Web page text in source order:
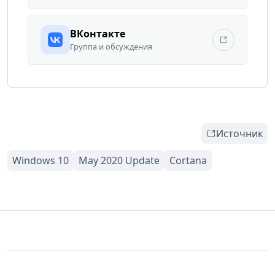
ВКонтакте
Группа и обсуждения
Источник